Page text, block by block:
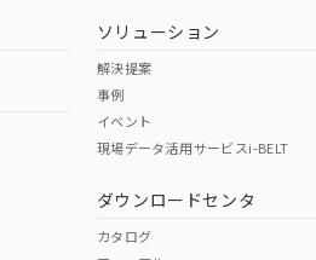
（日本
（アメリカ
その他の認証
ソリューション
解決提案
事例
イベント
現場データ活用サービスi-BELT
ダウンロードセンタ
カタログ